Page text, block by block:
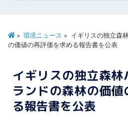
環境ニュース
イギリスの独立森
の価値の再評価を求める報告書を公表
イギリスの独立森
ランドの森林の価
る報告書を公表